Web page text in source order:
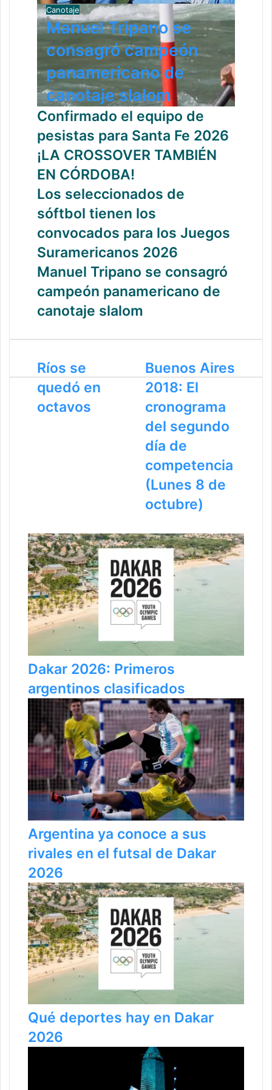
Canotaje
Manuel Tripano se
consagró campeón
panamericano de
canotaje slalom
Confirmado el equipo de
pesistas para Santa Fe 2026
¡LA CROSSOVER TAMBIÉN
EN CÓRDOBA!
Los seleccionados de
sóftbol tienen los
convocados para los Juegos
Suramericanos 2026
Manuel Tripano se consagró
campeón panamericano de
canotaje slalom
Ríos se
quedó en
octavos
Buenos Aires
2018: El
cronograma
del segundo
día de
competencia
(Lunes 8 de
octubre)
Dakar 2026: Primeros
argentinos clasificados
Argentina ya conoce a sus
rivales en el futsal de Dakar
2026
Qué deportes hay en Dakar
2026